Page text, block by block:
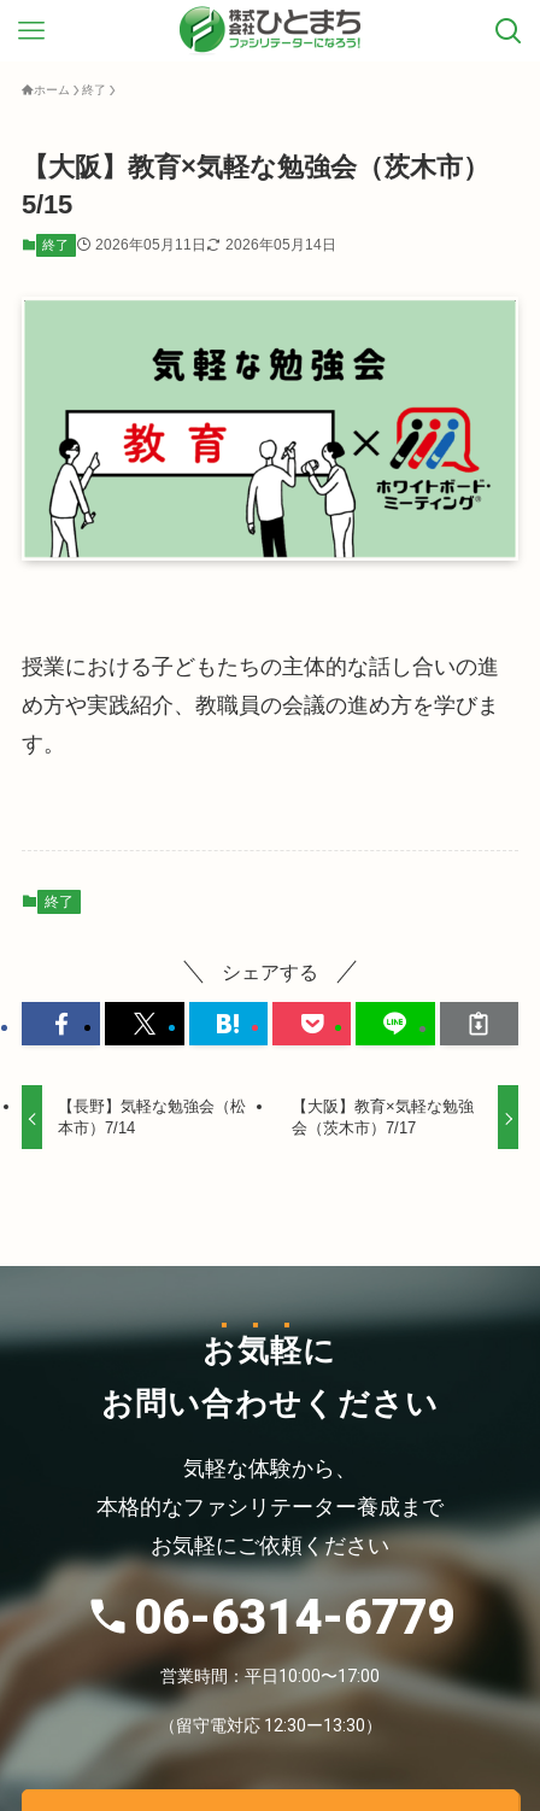
ホーム 終了
【大阪】教育×気軽な勉強会（茨木市）
5/15
終了 2026年05月11日 2026年05月14日
授業における子どもたちの主体的な話し合いの進
め方や実践紹介、教職員の会議の進め方を学びま
す。
終了
シェアする
【長野】気軽な勉強会（松
本市）7/14
【大阪】教育×気軽な勉強
会（茨木市）7/17
お気軽に
お問い合わせください
気軽な体験から、
本格的なファシリテーター養成まで
お気軽にご依頼ください
06-6314-6779
営業時間：平日10:00〜17:00
（留守電対応 12:30ー13:30）